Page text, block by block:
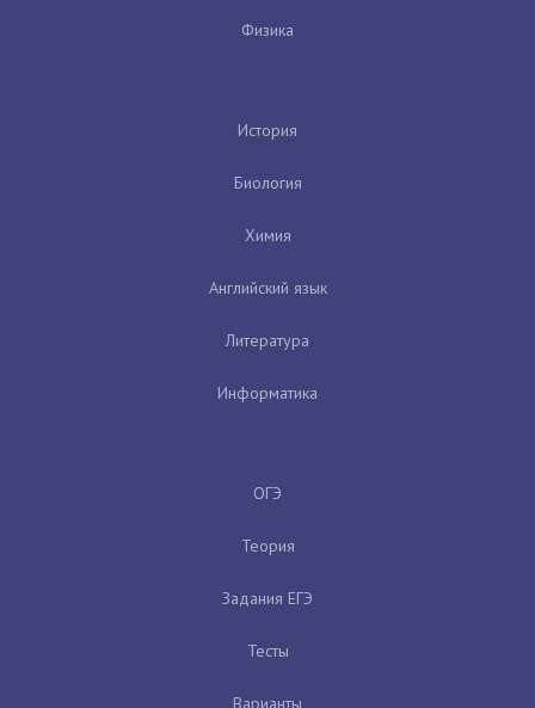
Физика
История
Биология
Химия
Английский язык
Литература
Информатика
ОГЭ
Теория
Задания ЕГЭ
Тесты
Варианты